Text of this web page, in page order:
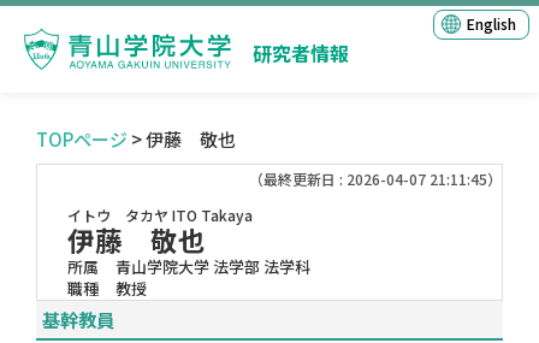
研究者情報
English
TOPページ > 伊藤 敬也
（最終更新日 : 2026-04-07 21:11:45）
イトウ タカヤ ITO Takaya
伊藤 敬也
所属
青山学院大学 法学部 法学科
職種
教授
基幹教員